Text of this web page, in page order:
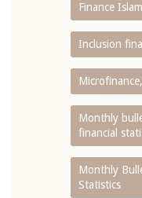
Finance
Inclusion
Monthly
financial
Monthly
Statistics